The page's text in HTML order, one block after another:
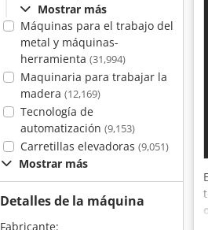
Mostrar más
Máquinas para el trabajo del
metal y máquinas-
herramienta (31,994)
Maquinaria para trabajar la
madera (12,169)
Tecnología de
automatización (9,153)
Carretillas elevadoras (9,051)
Mostrar más
Detalles de la máquina
Fabricante: